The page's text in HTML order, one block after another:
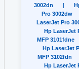
3002dn
|
Pro 3002dw
LaserJet Pro
Hp LaserJet
MFP 3101fdne
Hp LaserJet
MFP 3102fdn
Hp LaserJet